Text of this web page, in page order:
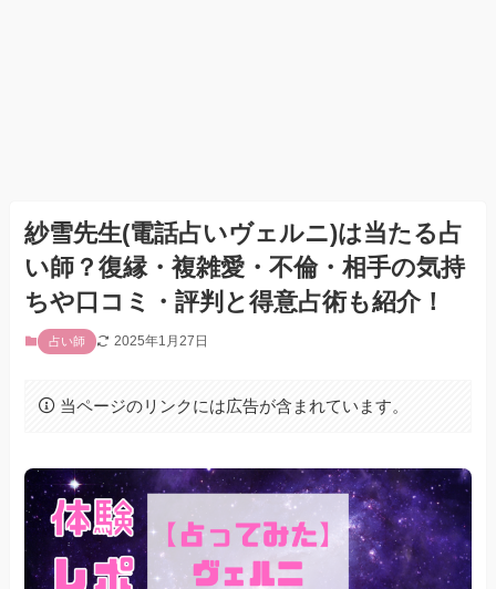
紗雪先生(電話占いヴェルニ)は当たる占
い師？復縁・複雑愛・不倫・相手の気持
ちや口コミ・評判と得意占術も紹介！
占い師 2025年1月27日
当ページのリンクには広告が含まれています。